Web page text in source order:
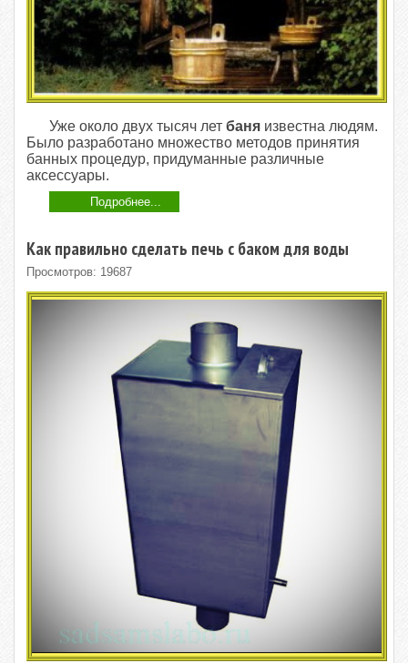
Уже около двух тысяч лет баняизвестна людям.
Было разработано множество методов принятия
банных процедур, придуманные различные
аксессуары.
Подробнее...
Как правильно сделать печь с баком для воды
Просмотров: 19687